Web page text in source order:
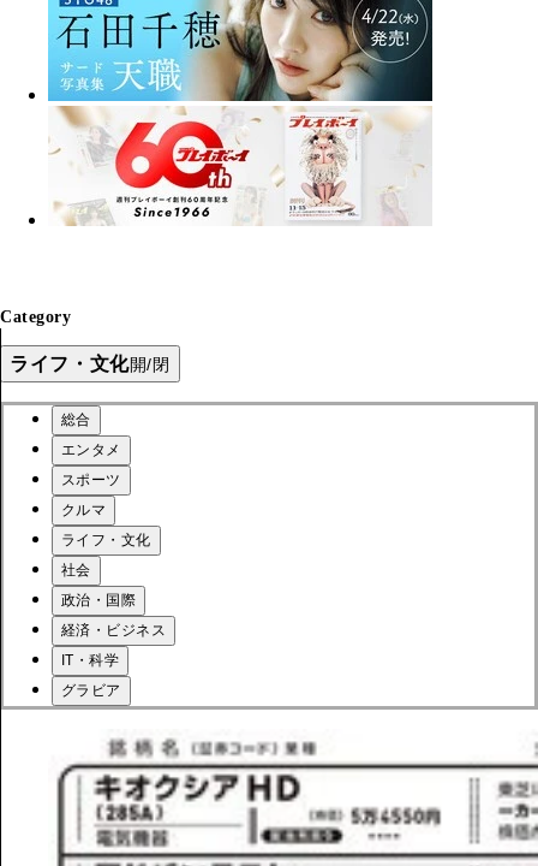
Category
ライフ・文化開/閉
総合
エンタメ
スポーツ
クルマ
ライフ・文化
社会
政治・国際
経済・ビジネス
IT・科学
グラビア